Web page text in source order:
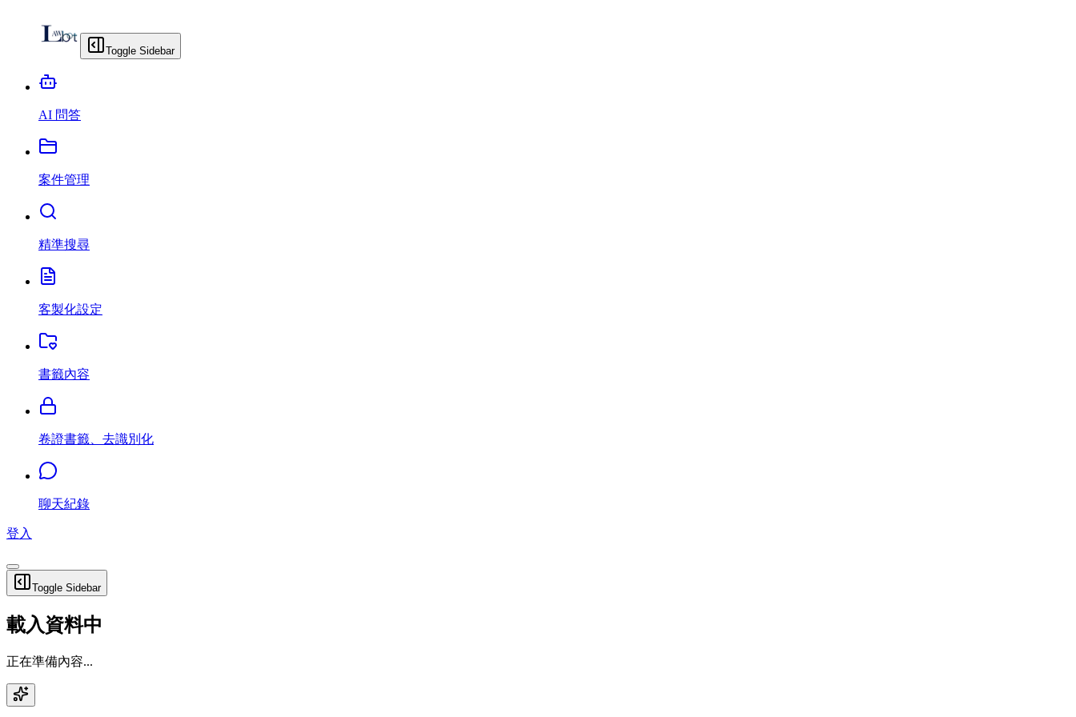
Toggle Sidebar
AI 問答
案件管理
精準搜尋
客製化設定
書籤內容
卷證書籤、去識別化
聊天紀錄
登入
Toggle Sidebar
載入資料中
正在準備內容...